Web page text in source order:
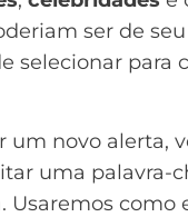
ser de
selecionar para
um novo alerta,
uma palavra-
Usaremos como